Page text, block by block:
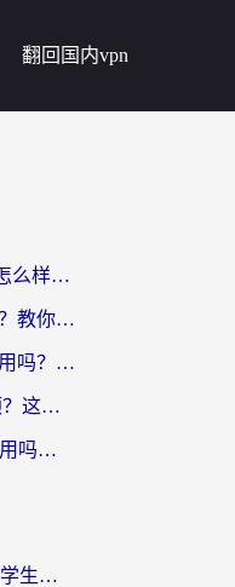
翻回国内vpn
海外党必看：Astrill VPN怎么样？3步选对回国加速器实现无缝刷剧玩游戏
海外追剧卡顿、游戏延迟？教你选回国加速器，附免费加速器试用一小时福利
国外连回国内加速器可以用吗？海外党亲测实用指南，解决追剧游戏卡顿难题
海外看CCTV5直播总卡顿？这篇指南教你选对回国加速器，无缝刷国内资源
海外党必看：云极VPN好用吗？和uuVPN对比哪个回国效果更好？附真实体验+避坑指南
海外如何看CBA直播？留学生和华人必看的无卡顿观赛指南